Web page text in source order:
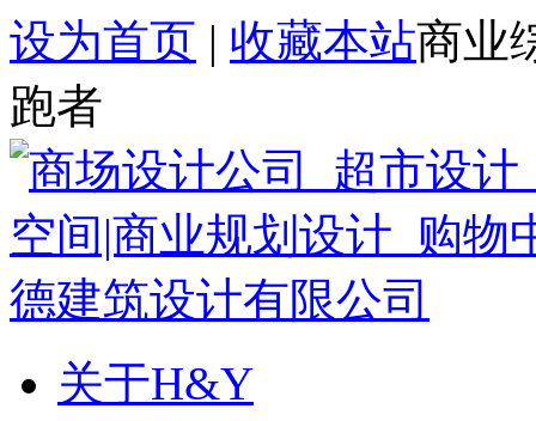
设为首页 | 收藏本站商业
跑者
关于H&Y